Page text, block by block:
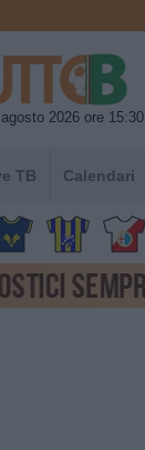
2026 ore 15:30
TB Calendari